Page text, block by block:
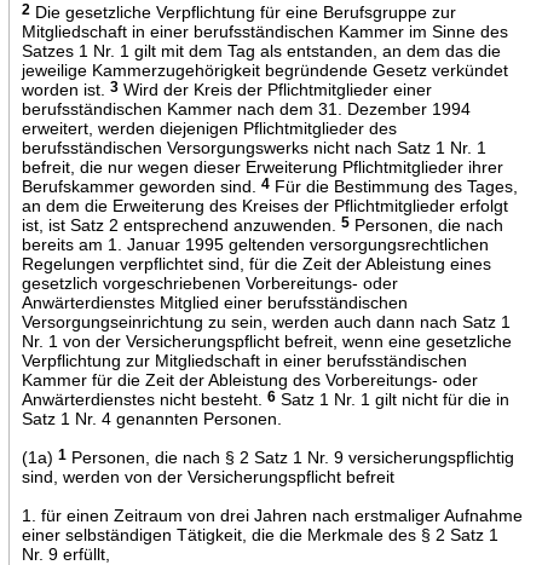
2Die gesetzliche Verpflichtung für eine Berufsgruppe zur
Mitgliedschaft in einer berufsständischen Kammer im Sinne des
Satzes 1 Nr. 1 gilt mit dem Tag als entstanden, an dem das die
jeweilige Kammerzugehörigkeit begründende Gesetz verkündet
worden ist.
3Wird der Kreis der Pflichtmitglieder einer
berufsständischen Kammer nach dem 31. Dezember 1994
erweitert, werden diejenigen Pflichtmitglieder des
berufsständischen Versorgungswerks nicht nach Satz 1 Nr. 1
befreit, die nur wegen dieser Erweiterung Pflichtmitglieder ihrer
Berufskammer geworden sind.
4Für die Bestimmung des Tages,
an dem die Erweiterung des Kreises der Pflichtmitglieder erfolgt
ist, ist Satz 2 entsprechend anzuwenden.
5Personen, die nach
bereits am 1. Januar 1995 geltenden versorgungsrechtlichen
Regelungen verpflichtet sind, für die Zeit der Ableistung eines
gesetzlich vorgeschriebenen Vorbereitungs- oder
Anwärterdienstes Mitglied einer berufsständischen
Versorgungseinrichtung zu sein, werden auch dann nach Satz 1
Nr. 1 von der Versicherungspflicht befreit, wenn eine gesetzliche
Verpflichtung zur Mitgliedschaft in einer berufsständischen
Kammer für die Zeit der Ableistung des Vorbereitungs- oder
Anwärterdienstes nicht besteht.
6Satz 1 Nr. 1 gilt nicht für die in
Satz 1 Nr. 4 genannten Personen.
(1a) 1Personen, die nach § 2 Satz 1 Nr. 9 versicherungspflichtig
sind, werden von der Versicherungspflicht befreit
1. für einen Zeitraum von drei Jahren nach erstmaliger Aufnahme
einer selbständigen Tätigkeit, die die Merkmale des § 2 Satz 1
Nr. 9 erfüllt,